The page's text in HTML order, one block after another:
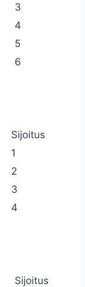
3
4
5
6
Sijoitus
1
2
3
4
Sijoitus